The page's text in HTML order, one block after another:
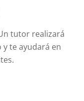
tutor realizará
te ayudará en